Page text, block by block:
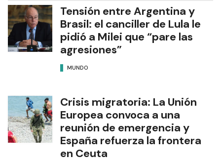
Tensión entre Argentina y
Brasil: el canciller de Lula le
pidió a Milei que “pare las
agresiones”
MUNDO
Crisis migratoria: La Unión
Europea convoca a una
reunión de emergencia y
España refuerza la frontera
en Ceuta